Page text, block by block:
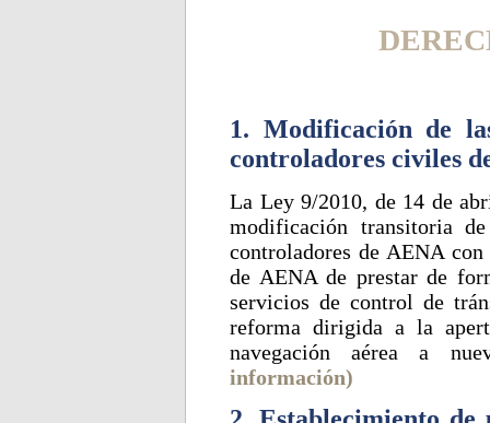
1. Modificación de
controladores civiles
La Ley 9/2010, de 14 de
modificación transitoria
controladores de AENA
de AENA de prestar de
servicios de control de
reforma dirigida a la
navegación aérea a
información)